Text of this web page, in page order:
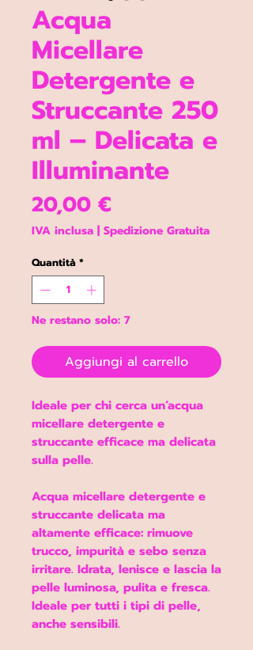
Acqua
Micellare
Detergente e
Struccante 250
ml – Delicata e
Illuminante
20,00 €Prezzo
IVA inclusa | Spedizione Gratuita
Quantità *
Ne restano solo: 7
Aggiungi al carrello
Ideale per chi cerca un’acqua
micellare detergente e
struccante efficace ma delicata
sulla pelle.
Acqua micellare detergente e
struccante delicata ma
altamente efficace: rimuove
trucco, impurità e sebo senza
irritare. Idrata, lenisce e lascia la
pelle luminosa, pulita e fresca.
Ideale per tutti i tipi di pelle,
anche sensibili.